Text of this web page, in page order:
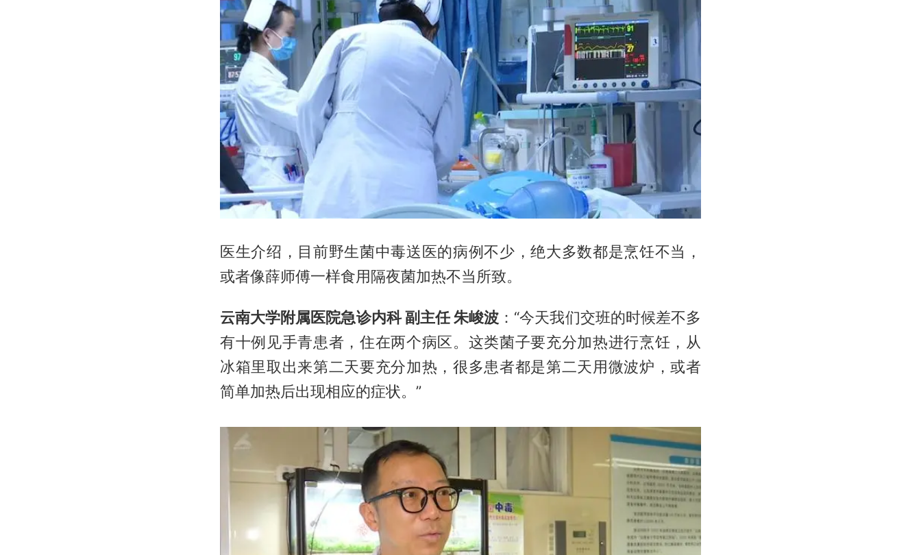
医生介绍，目前野生菌中毒送医的病例不少，绝大多数都是烹饪不当，
或者像薛师傅一样食用隔夜菌加热不当所致。
云南大学附属医院急诊内科 副主任 朱峻波 ：“今天我们交班的时候差不多
有十例见手青患者，住在两个病区。这类菌子要充分加热进行烹饪，从
冰箱里取出来第二天要充分加热，很多患者都是第二天用微波炉，或者
简单加热后出现相应的症状。”